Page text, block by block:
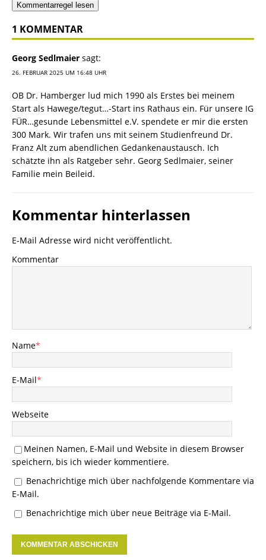
Kommentarregel lesen
1 KOMMENTAR
Georg Sedlmaier sagt:
26. FEBRUAR 2025 UM 16:48 UHR
OB Dr. Hamberger lud mich 1990 als Erstes bei meinem
Start als Hawege/tegut…-Start ins Rathaus ein. Für unsere IG
FÜR…gesunde Lebensmittel e.V. spendete er mir die ersten
300 Mark. Wir trafen uns mit seinem Studienfreund Dr.
Franz Alt zum abendlichen Gedankenaustausch. Ich
schätzte ihn als Ratgeber sehr. Georg Sedlmaier, seiner
Familie mein Beileid.
Kommentar hinterlassen
E-Mail Adresse wird nicht veröffentlicht.
Kommentar
Name*
E-Mail*
Webseite
Meinen Namen, E-Mail und Website in diesem Browser
speichern, bis ich wieder kommentiere.
Benachrichtige mich über nachfolgende Kommentare via
E-Mail.
Benachrichtige mich über neue Beiträge via E-Mail.